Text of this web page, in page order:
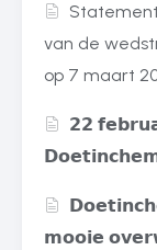
van de
op 7 maart
𝟮𝟮
𝗺𝗼𝗼𝗶𝗲